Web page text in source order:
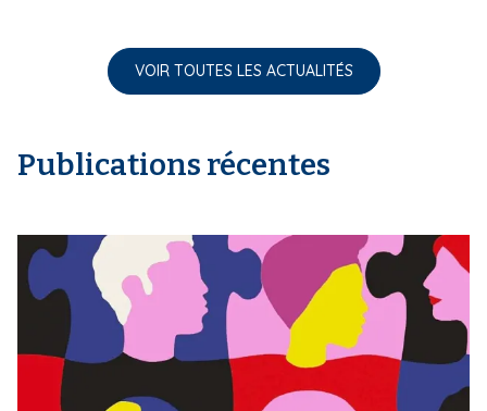
VOIR TOUTES LES ACTUALITÉS
Publications récentes